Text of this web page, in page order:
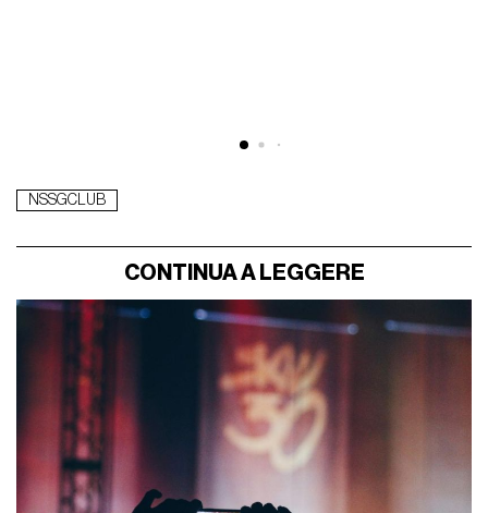
NSSGCLUB
CONTINUA A LEGGERE